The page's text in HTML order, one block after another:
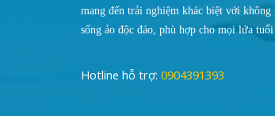
mang đến trải nghiệm khác biệt với
sống ảo độc đáo, phù hợp cho mọi lứa
Hotline hỗ trợ: 0904391393